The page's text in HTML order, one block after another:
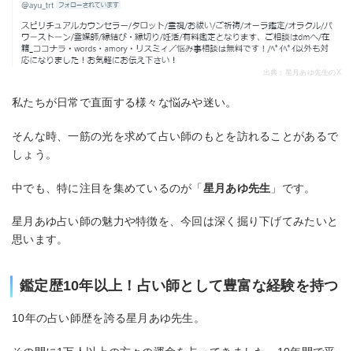
出典：星月あゆ先生のX
私たちが日常で直面する様々な悩みや迷い。
そんな時、一筋の光を求めて占い師のもとを訪れることがあるで
しょう。
中でも、特に注目を集めているのが「星月あゆ先生 」です。
星月あゆ占い師の魅力や特徴を、今回は深く掘り下げてみたいと
思います。
鑑定歴10年以上！占い師として豊富な経験を持つ
10年の占い師歴を誇る星月あゆ先生。